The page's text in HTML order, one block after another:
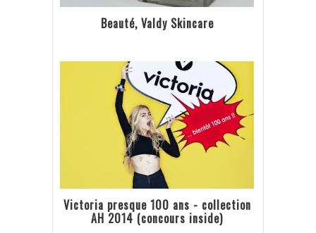
Beauté, Valdy Skincare
Victoria presque 100 ans - collection
AH 2014 (concours inside)